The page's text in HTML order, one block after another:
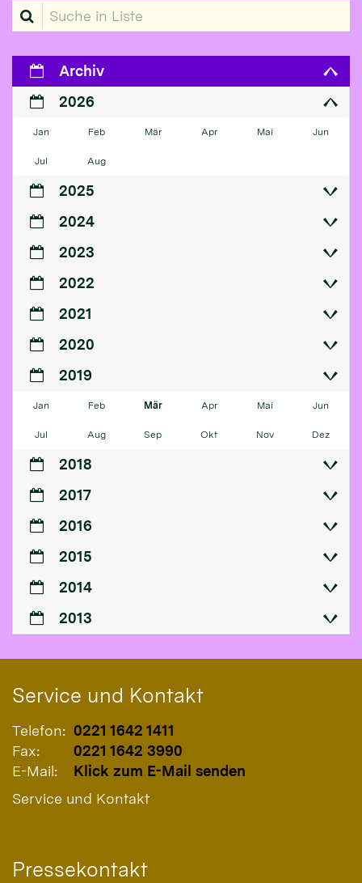
Suche in Liste
Archiv
2026
Jan Feb Mär Apr Mai Jun
Jul Aug
2025
2024
2023
2022
2021
2020
2019
Jan Feb Mär Apr Mai Jun
Jul Aug Sep Okt Nov Dez
2018
2017
2016
2015
2014
2013
Service und Kontakt
Telefon: 0221 1642 1411
Fax:
0221 1642 3990
E-Mail:
Klick zum E-Mail senden
Service und Kontakt
Pressekontakt